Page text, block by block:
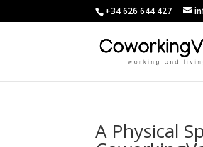
+34 626 644 427
A Physical